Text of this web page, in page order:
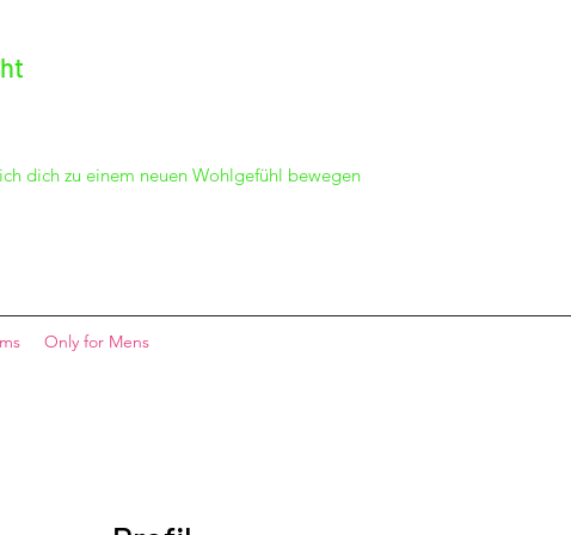
dich zu einem neuen Wohlgefühl bewegen
Only for Mens